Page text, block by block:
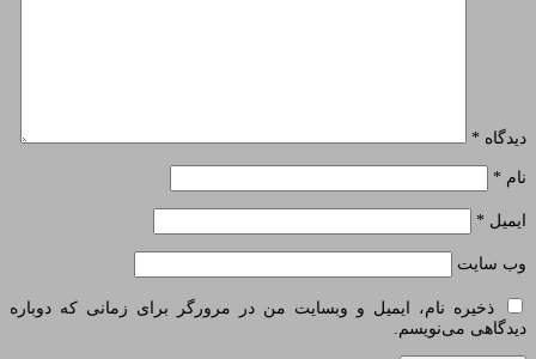
دیدگاه *
نام *
ایمیل *
وب‌ سایت
ذخیره نام، ایمیل و وبسایت من در مرورگر برای زمانی که دوباره
دیدگاهی می‌نویسم.